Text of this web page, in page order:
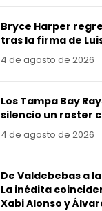
Bryce Harper
tras la firma de
4 de agosto de 2026
Los Tampa Bay
silencio un roster
4 de agosto de 2026
De Valdebebas a
La inédita
Xabi Alonso y